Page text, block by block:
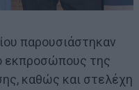
παρουσιάστηκαν
εκπροσώπους της
καθώς και στελέχη